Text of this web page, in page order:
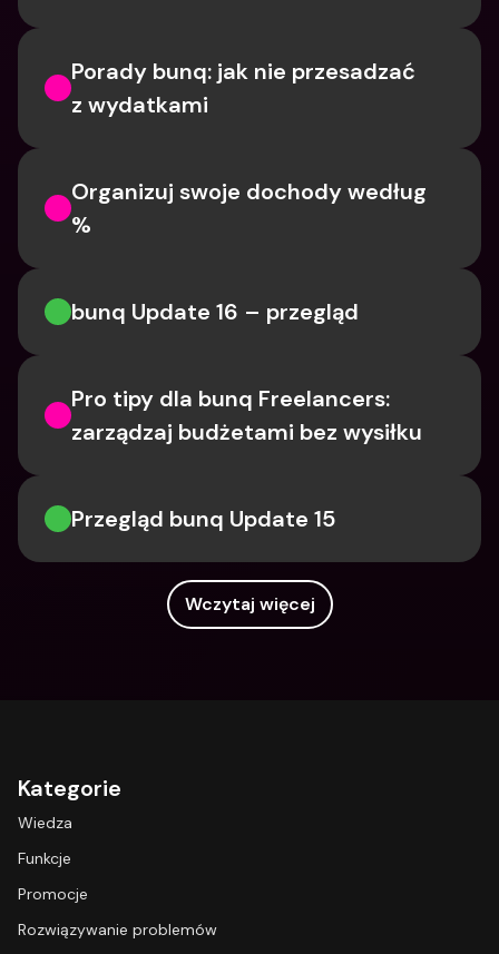
Porady bunq: jak nie przesadzać
z wydatkami
Organizuj swoje dochody według
%
bunq Update 16 – przegląd
Pro tipy dla bunq Freelancers:
zarządzaj budżetami bez wysiłku
Przegląd bunq Update 15
Wczytaj więcej
Kategorie
Wiedza
Funkcje
Promocje
Rozwiązywanie problemów